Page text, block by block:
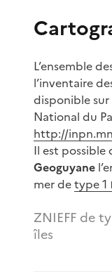
L’ensemble
l’inventaire
disponible sur
National du
http://
Il est possible
Geoguyane
mer detype 1
ZNIEFF de
îles